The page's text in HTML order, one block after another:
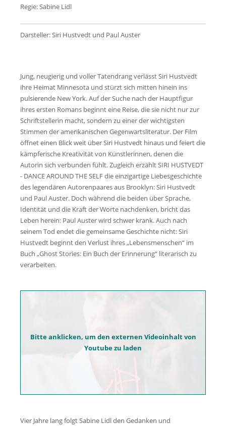
Regie: Sabine Lidl
Darsteller: Siri Hustvedt und Paul Auster
Jung, neugierig und voller Tatendrang verlässt Siri Hustvedt
ihre Heimat Minnesota und stürzt sich mitten hinein ins
pulsierende New York. Auf der Suche nach der Hauptfigur
ihres ersten Romans beginnt eine Reise, die sie nicht nur zur
Schriftstellerin macht, sondern zu einer der wichtigsten
Stimmen der amerikanischen Gegenwartsliteratur. Der Film
öffnet einen Blick weit über Siri Hustvedt hinaus und feiert die
kämpferische Kreativität von Künstlerinnen, denen die
Autorin sich verbunden fühlt. Zugleich erzählt SIRI HUSTVEDT
- DANCE AROUND THE SELF die einzigartige Liebesgeschichte
des legendären Autorenpaares aus Brooklyn: Siri Hustvedt
und Paul Auster. Doch während die beiden über Sprache,
Identität und die Kraft der Worte nachdenken, bricht das
Leben herein: Paul Auster wird schwer krank. Auch nach
seinem Tod endet die gemeinsame Geschichte nicht: Siri
Hustvedt beginnt den Verlust ihres „Lebensmenschen“ im
Buch „Ghost Stories: Ein Buch der Erinnerung“ literarisch zu
verarbeiten.
Bitte anklicken, um den externen Videoinhalt von
Youtube zu laden
Vier Jahre lang folgt Sabine Lidl den Gedanken und